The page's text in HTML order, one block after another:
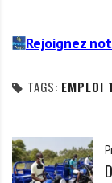
Rejoignez
TAGS: EMPLOI